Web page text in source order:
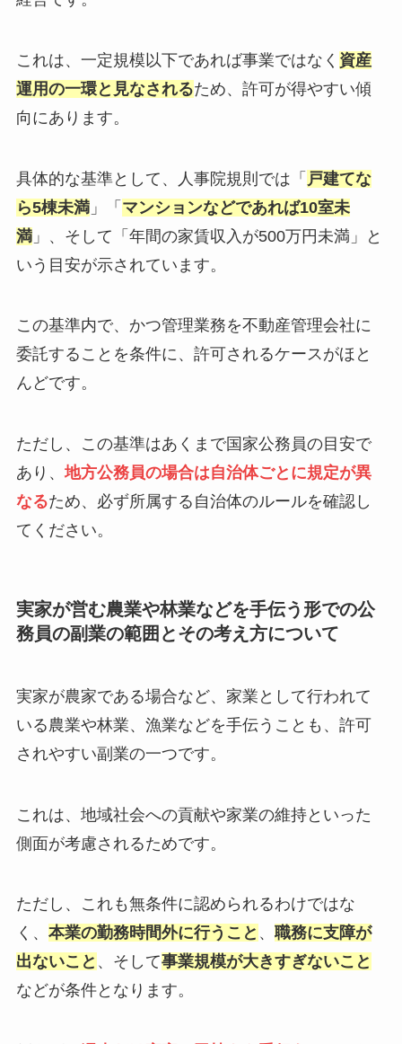
これは、一定規模以下であれば事業ではなく 資産
運用の一環と見なされるため、許可が得やすい傾
向にあります。
具体的な基準として、人事院規則では「 戸建てな
ら5棟未満」「 マンションなどであれば10室未
満」、そして「年間の家賃収入が500万円未満」と
いう目安が示されています。
この基準内で、かつ管理業務を不動産管理会社に
委託することを条件に、許可されるケースがほと
んどです。
ただし、この基準はあくまで国家公務員の目安で
あり、 地方公務員の場合は自治体ごとに規定が異
なるため、必ず所属する自治体のルールを確認し
てください。
実家が営む農業や林業などを手伝う形での公
務員の副業の範囲とその考え方について
実家が農家である場合など、家業として行われて
いる農業や林業、漁業などを手伝うことも、許可
されやすい副業の一つです。
これは、地域社会への貢献や家業の維持といった
側面が考慮されるためです。
ただし、これも無条件に認められるわけではな
く、 本業の勤務時間外に行うこと 、 職務に支障が
出ないこと 、そして事業規模が大きすぎないこと
などが条件となります。